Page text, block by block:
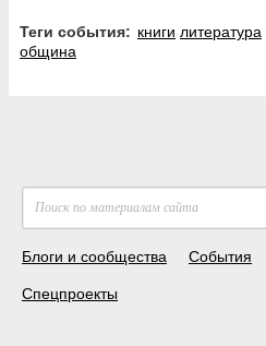
Теги события: книги литература
община
Блоги и сообщества События
Спецпроекты